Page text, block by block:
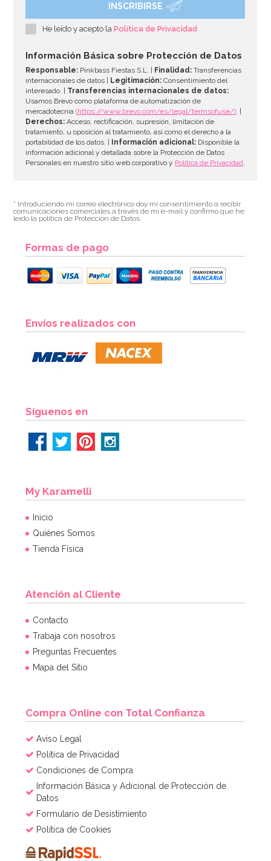
Preparado para Galletas 1 Kg - FunCakes
AÑADIR
7,25€
INSCRIBIRSE
He leído y acepto laPolítica de Privacidad
Información Básica sobre Protección de Datos
Responsable: Pinkbass Fiestas S.L. | Finalidad: Transferencias
internacionales de datos |
Legitimación: Consentimiento del
interesado. | Transferencias internacionales de datos:
Usamos Brevo como plataforma de automatización de
mercadotecnia(https://www.brevo.com/es/legal/termsofuse/). |
Derechos: Acceso, rectificación, supresión, limitación de
tratamiento, u oposición al tratamiento, así como el derecho a la
portabilidad de los datos. |
Información adicional: Disponible la
información adicional y detallada sobre la Protección de Datos
Personales en nuestro sitio web corporativo y Política de Privacidad.
* Introduciendo mi correo electrónico doy mi consentimiento a recibir
comunicaciones comerciales a través de mi e-mail y confirmo que he
leído la política de Protección de Datos.
Formas de pago
Envíos realizados con
Síguenos en
My Karamelli
Inicio
Quiénes Somos
Tienda Física
Atención al Cliente
Contacto
Trabaja con nosotros
Preguntas Frecuentes
Mapa del Sitio
Compra Online con Total Confianza
Aviso Legal
Política de Privacidad
Condiciones de Compra
Información Básica y Adicional de Protección de
Datos
Formulario de Desistimiento
Política de Cookies